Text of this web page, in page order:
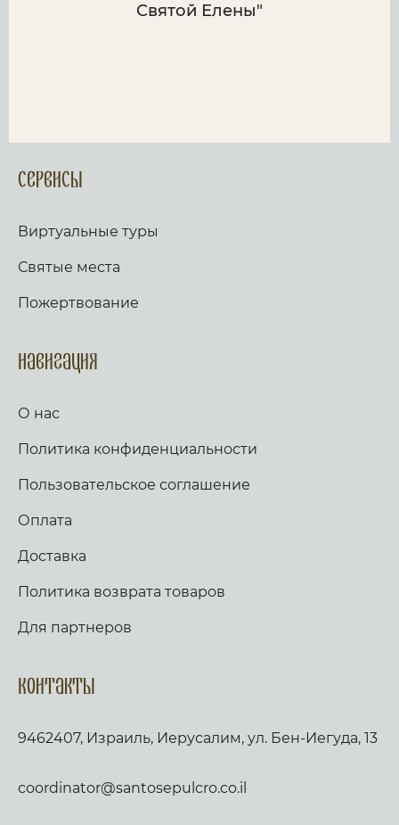
Святой Елены"
Сервисы
Виртуальные туры
Святые места
Пожертвование
Навигация
О нас
Политика конфиденциальности
Пользовательское соглашение
Оплата
Доставка
Политика возврата товаров
Для партнеров
Контакты
9462407, Израиль, Иерусалим, ул. Бен-Иегуда, 13
coordinator@santosepulcro.co.il